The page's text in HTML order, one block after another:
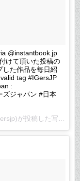
@instantbook.jp
けて頂いた投稿の
した作品を毎日紹
tag #IGersJP
:
ジャパン #日本
instagramersJapan ☺︎ IGersJPさん(@igersjp)が投稿した写真 –